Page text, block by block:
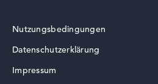
Nutzungsbedingungen
Datenschutzerklärung
Impressum